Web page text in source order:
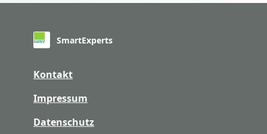
SmartExperts
Kontakt
Impressum
Datenschutz